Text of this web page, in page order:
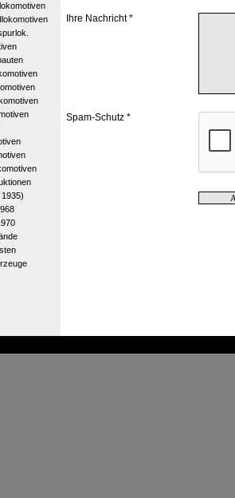
Ihre Nachricht *
Spam-Schutz *